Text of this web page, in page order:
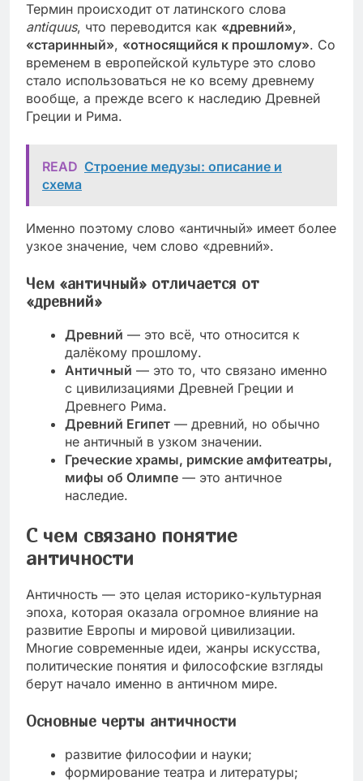
Термин происходит от латинского слова
antiquus, что переводится как «древний»,
«старинный», «относящийся к прошлому». Со
временем в европейской культуре это слово
стало использоваться не ко всему древнему
вообще, а прежде всего к наследию Древней
Греции и Рима.
READ Строение медузы: описание и
схема
Именно поэтому слово «античный» имеет более
узкое значение, чем слово «древний».
Чем «античный» отличается от
«древний»
Древний — это всё, что относится к
далёкому прошлому.
Античный — это то, что связано именно
с цивилизациями Древней Греции и
Древнего Рима.
Древний Египет — древний, но обычно
не античный в узком значении.
Греческие храмы, римские амфитеатры,
мифы об Олимпе — это античное
наследие.
С чем связано понятие
античности
Античность — это целая историко-культурная
эпоха, которая оказала огромное влияние на
развитие Европы и мировой цивилизации.
Многие современные идеи, жанры искусства,
политические понятия и философские взгляды
берут начало именно в античном мире.
Основные черты античности
развитие философии и науки;
формирование театра и литературы;